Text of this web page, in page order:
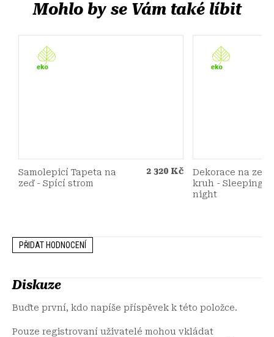
Samolepicí Tapeta na
zeď - Spící strom
2 320 Kč
Dekorace na zeď
kruh - Sleeping
night
PŘIDAT HODNOCENÍ
Diskuze
Buďte první, kdo napíše příspěvek k této položce.
Pouze registrovaní uživatelé mohou vkládat